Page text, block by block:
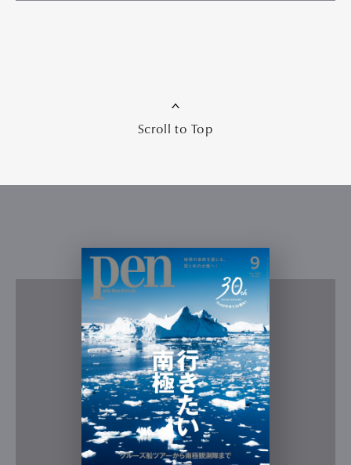
Scroll to Top